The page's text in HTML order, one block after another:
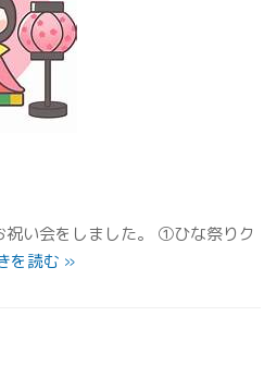
い会をしました。 ①ひな祭りク
を読む »